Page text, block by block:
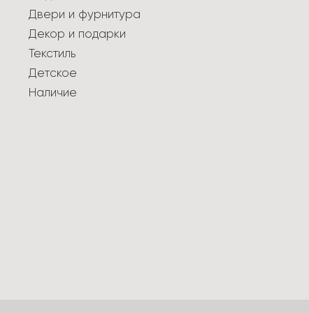
Двери и фурнитура
Декор и подарки
Текстиль
Детское
Наличие